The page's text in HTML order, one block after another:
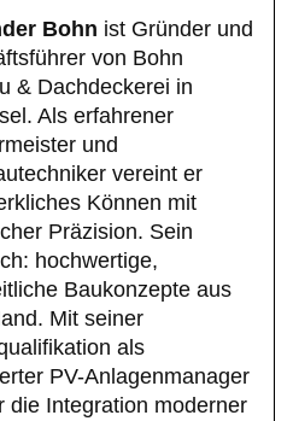
Bohn ist Gründer und
von Bohn
& Dachdeckerei in
Als erfahrener
und
vereint er
Können mit
Präzision. Sein
hochwertige,
Baukonzepte aus
Mit seiner
als
PV-Anlagenmanager
die Integration moderner